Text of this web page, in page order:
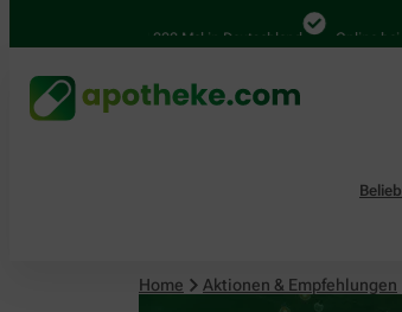
4.000 Mal in Deutschland Online bei Ihrer
Home Aktionen & Empfehlungen